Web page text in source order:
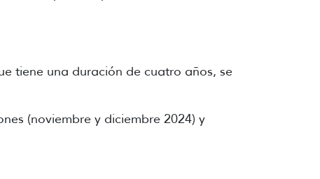
tiene una duración de cuatro años, se
(noviembre y diciembre 2024) y